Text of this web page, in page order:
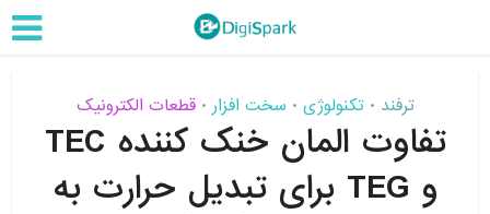
ترفند • تکنولوژی • سخت افزار • قطعات الکترونیک
تفاوت المان خنک کننده TEC
و TEG برای تبدیل حرارت به